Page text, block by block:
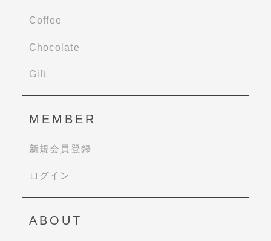
Coffee
Chocolate
Gift
MEMBER
新規会員登録
ログイン
ABOUT